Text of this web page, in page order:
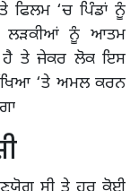
ਫਿਲਮ ‘ਚ ਪਿੰਡਾਂ ਨੂੰ
ਲੜਕੀਆਂ ਨੂੰ ਆਤਮ
ਹੈ ਤੇ ਜੇਕਰ ਲੋਕ ਇਸ
‘ਤੇ ਅਮਲ ਕਰਨ